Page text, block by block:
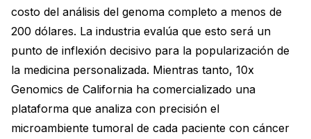
costo del análisis del genoma completo a menos de
200 dólares. La industria evalúa que esto será un
punto de inflexión decisivo para la popularización de
la medicina personalizada. Mientras tanto, 10x
Genomics de California ha comercializado una
plataforma que analiza con precisión el
microambiente tumoral de cada paciente con cáncer